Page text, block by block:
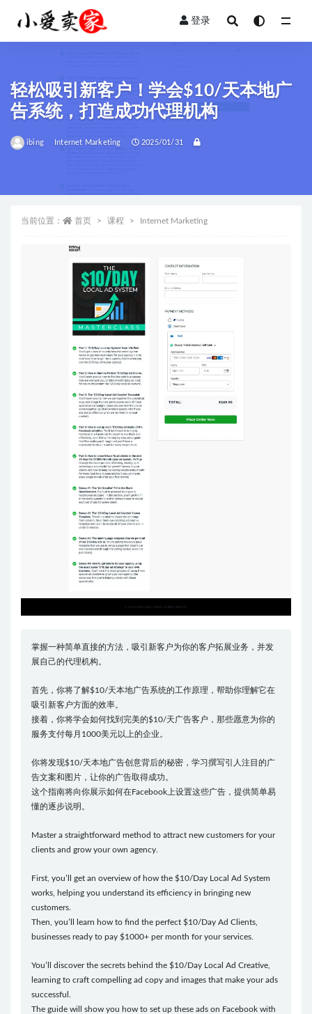
登录
轻松吸引新客户！学会$10/天本地广
告系统，打造成功代理机构
ibing Internet Marketing 2025/01/31
当前位置： 首页 课程 Internet Marketing
掌握一种简单直接的方法，吸引新客户为你的客户拓展业务，并发
展自己的代理机构。
首先，你将了解$10/天本地广告系统的工作原理，帮助你理解它在
吸引新客户方面的效率。
接着，你将学会如何找到完美的$10/天广告客户，那些愿意为你的
服务支付每月1000美元以上的企业。
你将发现$10/天本地广告创意背后的秘密，学习撰写引人注目的广
告文案和图片，让你的广告取得成功。
这个指南将向你展示如何在Facebook上设置这些广告，提供简单易
懂的逐步说明。
Master a straightforward method to attract new customers for your
clients and grow your own agency.
First, you’ll get an overview of how the $10/Day Local Ad System
works, helping you understand its efficiency in bringing new
customers.
Then, you’ll learn how to find the perfect $10/Day Ad Clients,
businesses ready to pay $1000+ per month for your services.
You’ll discover the secrets behind the $10/Day Local Ad Creative,
learning to craft compelling ad copy and images that make your ads
successful.
The guide will show you how to set up these ads on Facebook with